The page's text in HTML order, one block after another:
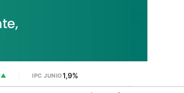
▲ IPC JUNIO1,9%